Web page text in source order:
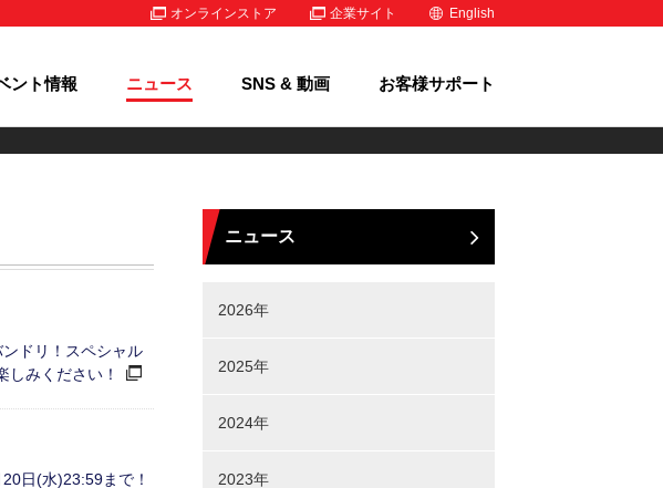
オンラインストア 企業サイト English
ント情報 ニュース SNS & 動画 お客様サポート
ドリ！スペシャル
みください！
日(水)23:59まで！
ニュース
2026年
2025年
2024年
2023年